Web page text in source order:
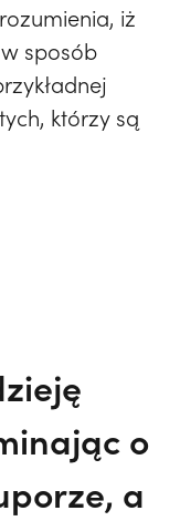
iż
sposób
którzy są
o
a